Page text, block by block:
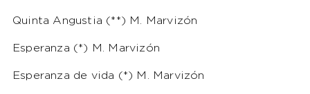
Quinta Angustia (**) M. Marvizón
Esperanza (*) M. Marvizón
Esperanza de vida (*) M. Marvizón